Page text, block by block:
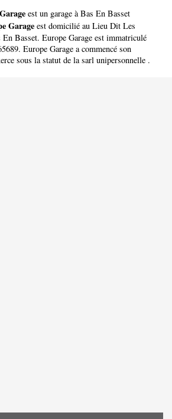
est un garage à Bas En Basset
Garage est domicilié au Lieu Dit Les
En Basset. Europe Garage est immatriculé
Europe Garage a commencé son
sous la statut de la sarl unipersonnelle .